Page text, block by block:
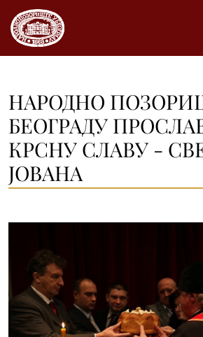
НАРОДНО
БЕОГРАДУ
КРСНУ СЛАВУ -
ЈОВАНА